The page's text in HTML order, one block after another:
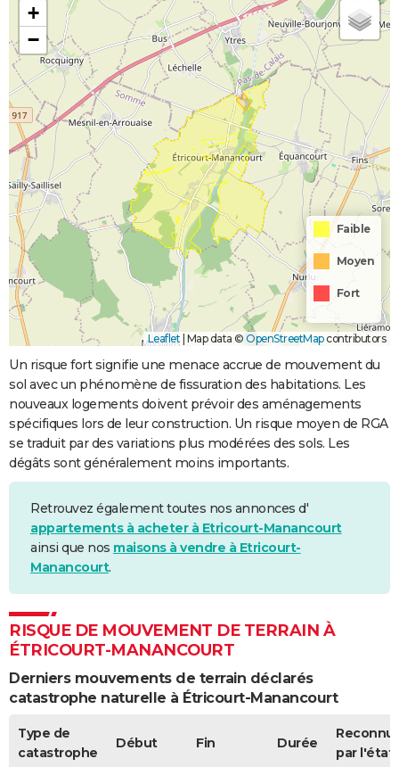
+
−
Faible
Moyen
Fort
Leaflet | Map data © OpenStreetMapcontributors
Un risque fort signifie une menace accrue de mouvement du
sol avec un phénomène de fissuration des habitations. Les
nouveaux logements doivent prévoir des aménagements
spécifiques lors de leur construction. Un risque moyen de RGA
se traduit par des variations plus modérées des sols. Les
dégâts sont généralement moins importants.
Retrouvez également toutes nos annonces d'
appartements à acheter à Etricourt-Manancourt
ainsi que nos maisons à vendre à Etricourt-
Manancourt.
RISQUE DE MOUVEMENT DE TERRAIN À
ÉTRICOURT-MANANCOURT
Derniers mouvements de terrain déclarés
catastrophe naturelle à Étricourt-Manancourt
Type de
catastrophe
Début Fin Durée
par l'état